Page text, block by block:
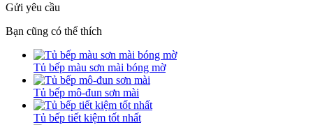
Gửi yêu cầu
Bạn cũng có thể thích
Tủ bếp màu sơn mài bóng mờ
Tủ bếp mô-đun sơn mài
Tủ bếp tiết kiệm tốt nhất